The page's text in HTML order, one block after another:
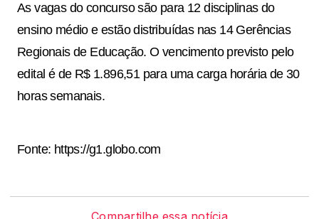
As vagas do concurso são para 12 disciplinas do
ensino médio e estão distribuídas nas 14 Gerências
Regionais de Educação. O vencimento previsto pelo
edital é de R$ 1.896,51 para uma carga horária de 30
horas semanais.
Fonte: https://g1.globo.com
Compartilhe essa notícia